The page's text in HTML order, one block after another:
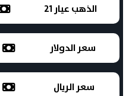
الذهب عيار 21
سعر الدولار
سعر الريال